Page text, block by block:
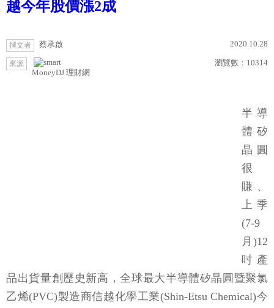
越今年股價漲2成
撰文者 蔡承啟 2020.10.28
來源
MoneyDJ 理財網
瀏覽數： 10314
半導
體矽
晶圓
很
賺、
上季
(7-9
月)12
吋產
品出貨量創歷史新高，全球最大半導體矽晶圓暨聚氯
乙烯(PVC)製造商信越化學工業(Shin-Etsu Chemical)今